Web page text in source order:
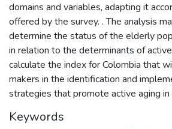
domains and variables, adapting it
offered by the survey. . The analysis
determine the status of the elderly
in relation to the determinants of
calculate the index for Colombia that
makers in the identification and
strategies that promote active aging in
Keywords